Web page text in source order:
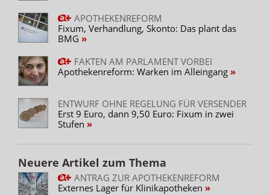
von Importarzneimitteln in Krankenhausapotheken und
krankenhausversorgenden Apotheken zu erleichtern,
sofern eine Rückverfolgung über die Dokumentation auf
der Station gewährleistet ist.
Gesetzgebung
Apothekenreform
APOTHEKENREFORM
Fixum, Verhandlung, Skonto: Das plant das
BMG
FAKTEN AM PARLAMENT VORBEI
Apothekenreform: Warken im Alleingang
ENTWURF OHNE REGELUNG FÜR VERSENDER
Erst 9 Euro, dann 9,50 Euro: Fixum in zwei
Stufen
Neuere Artikel zum Thema
ANTRAG ZUR APOTHEKENREFORM
Externes Lager für Klinikapotheken